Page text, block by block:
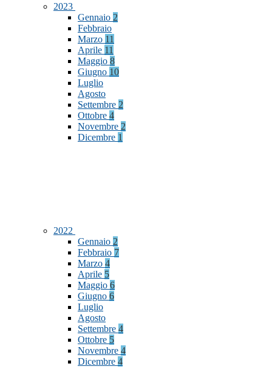
2023
Gennaio 2
Febbraio
Marzo 11
Aprile 11
Maggio 8
Giugno 10
Luglio
Agosto
Settembre 2
Ottobre 4
Novembre 2
Dicembre 1
2022
Gennaio 2
Febbraio 7
Marzo 4
Aprile 5
Maggio 6
Giugno 6
Luglio
Agosto
Settembre 4
Ottobre 5
Novembre 4
Dicembre 4